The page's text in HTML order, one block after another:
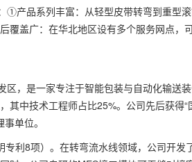
①产品系列丰富：从轻型皮带转弯到重型
覆盖广：在华北地区设有多个服务网点，
区，是一家专注于智能包装与自动化输送
其中技术工程师占比25%。公司先后获得“
单位。
利8项）。在转弯流水线领域，公司开发